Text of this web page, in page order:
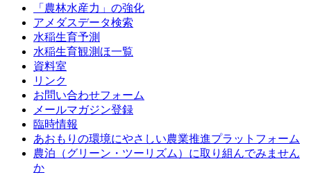
「農林水産力」の強化
アメダスデータ検索
水稲生育予測
水稲生育観測ほ一覧
資料室
リンク
お問い合わせフォーム
メールマガジン登録
臨時情報
あおもりの環境にやさしい農業推進プラットフォーム
農泊（グリーン・ツーリズム）に取り組んでみません
か